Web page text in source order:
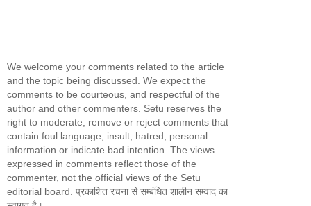
We welcome your comments related to the article
and the topic being discussed. We expect the
comments to be courteous, and respectful of the
author and other commenters. Setu reserves the
right to moderate, remove or reject comments that
contain foul language, insult, hatred, personal
information or indicate bad intention. The views
expressed in comments reflect those of the
commenter, not the official views of the Setu
editorial board. प्रकाशित रचना से सम्बंधित शालीन सम्वाद का